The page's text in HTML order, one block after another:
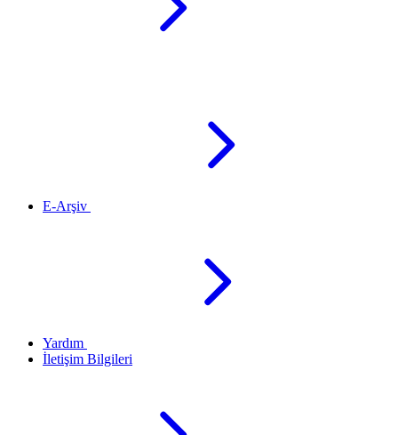
E-Arşiv
Yardım
İletişim Bilgileri